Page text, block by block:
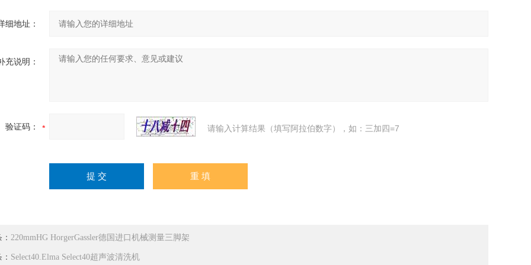
细地址：
充说明：
验证码： 请输入计算结果（填写阿拉伯数字），如：三加四=7
220mmHG HorgerGassler德国进口机械测量三脚架
Select40.Elma Select40超声波清洗机